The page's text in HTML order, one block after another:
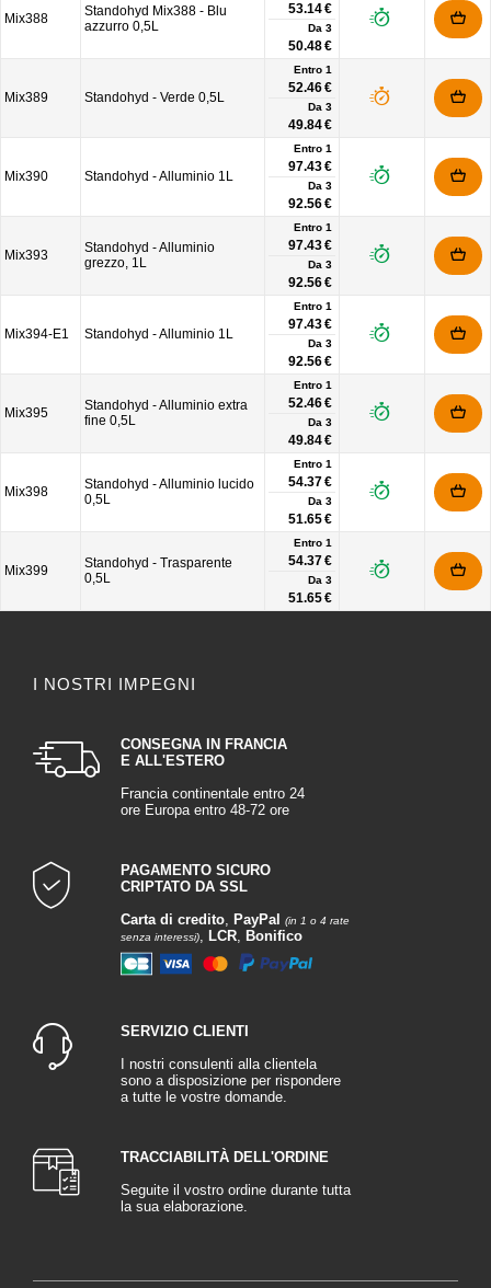
Mix388
Standohyd Mix388 - Blu
azzurro 0,5L
53.14 €
Da 3
50.48 €
Mix389 Standohyd - Verde 0,5L
Entro 1
52.46 €
Da 3
49.84 €
Mix390 Standohyd - Alluminio 1L
Entro 1
97.43 €
Da 3
92.56 €
Mix393
Standohyd - Alluminio
grezzo, 1L
Entro 1
97.43 €
Da 3
92.56 €
Mix394-E1 Standohyd - Alluminio 1L
Entro 1
97.43 €
Da 3
92.56 €
Mix395
Standohyd - Alluminio extra
fine 0,5L
Entro 1
52.46 €
Da 3
49.84 €
Mix398
Standohyd - Alluminio lucido
0,5L
Entro 1
54.37 €
Da 3
51.65 €
Mix399
Standohyd - Trasparente
0,5L
Entro 1
54.37 €
Da 3
51.65 €
I NOSTRI IMPEGNI
CONSEGNA IN FRANCIA
E ALL'ESTERO
Francia continentale entro 24
ore Europa entro 48-72 ore
PAGAMENTO SICURO
CRIPTATO DA SSL
Carta di credito, PayPal
(in 1 o 4 rate
senza interessi), LCR, Bonifico
SERVIZIO CLIENTI
I nostri consulenti alla clientela
sono a disposizione per rispondere
a tutte le vostre domande.
TRACCIABILITÀ DELL'ORDINE
Seguite il vostro ordine durante tutta
la sua elaborazione.